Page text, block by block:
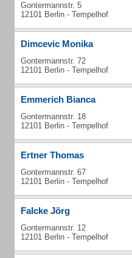
Gontermannstr. 5
12101 Berlin - Tempelhof
Dimcevic Monika
Gontermannstr. 72
12101 Berlin - Tempelhof
Emmerich Bianca
Gontermannstr. 18
12101 Berlin - Tempelhof
Ertner Thomas
Gontermannstr. 67
12101 Berlin - Tempelhof
Falcke Jörg
Gontermannstr. 12
12101 Berlin - Tempelhof